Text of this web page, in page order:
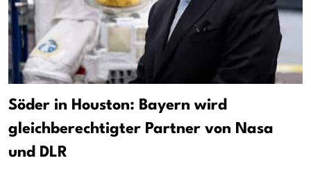
Söder in Houston: Bayern wird
gleichberechtigter Partner von Nasa
und DLR